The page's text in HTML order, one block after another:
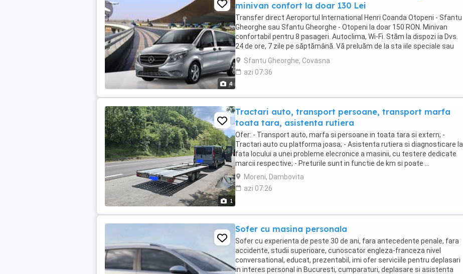
4
minivan confort la doar 130 Lei
Transfer direct Aeroportul International Henri Coanda Otopeni - Sfantu
Gheorghe sau Sfantu Gheorghe - Otopeni la doar 150 RON. Minivan
confortabil pentru 8 pasageri. Autoclima, Wi-Fi. Stăm la dispozi ia Dvs.
24 de ore, 7 zile pe săptămână. Vă preluăm de la sta iile speciale sau
direct de la domiciliul ...
Sfantu Gheorghe, Covasna
azi 07:36
1
Tractari auto, transport persoane, transport marfa
toata tara, asistenta rutiera
Ofer: - Transport auto, marfa si persoane in toata tara si extern; -
Tractari auto cu platforma joasa; - Asistenta rutiera si diagnosticare la
fata locului a unei probleme elecronice a masinii, cu testere dedicate
marcii respective; - Preturile sunt in functie de km si poate ...
Moreni, Dambovita
azi 07:26
Sofer cu masina personala
Sofer cu experienta de peste 30 de ani, fara antecedente penale, fara
accidente, studii superioare, cunoscator engleza-franceza nivel
conversational, educat, prezentabil, imi ofer serviciile pentru deplasari
in interes personal in Bucuresti, cumparaturi, deplasare si asistenta